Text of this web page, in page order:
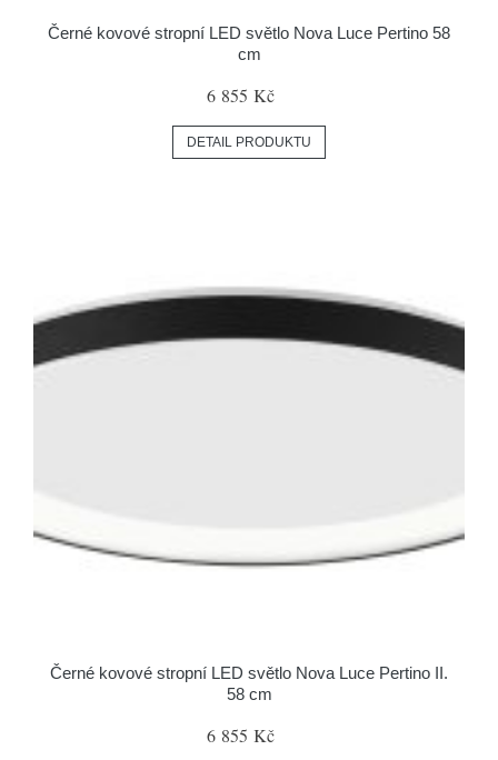
Černé kovové stropní LED světlo Nova Luce Pertino 58
cm
6 855 Kč
DETAIL PRODUKTU
Černé kovové stropní LED světlo Nova Luce Pertino II.
58 cm
6 855 Kč